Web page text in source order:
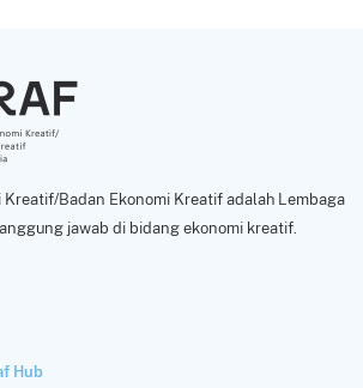
Kreatif/Badan Ekonomi Kreatif adalah Lembaga
jawab di bidang ekonomi kreatif.
Hub